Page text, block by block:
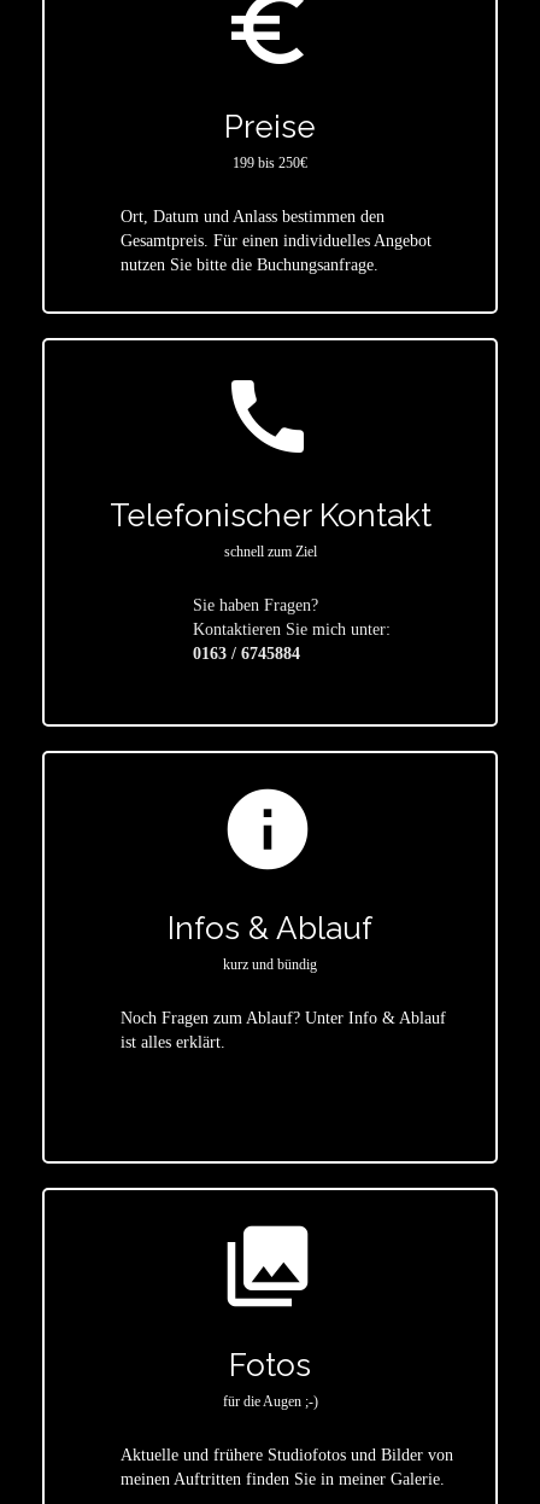
euro_symbol
Preise
199 bis 250€
Ort, Datum und Anlass bestimmen den
Gesamtpreis. Für einen individuelles Angebot
nutzen Sie bitte die Buchungsanfrage.
call
Telefonischer Kontakt
schnell zum Ziel
Sie haben Fragen?
Kontaktieren Sie mich unter:
0163 / 6745884
info
Infos & Ablauf
kurz und bündig
Noch Fragen zum Ablauf? Unter Info & Ablauf
ist alles erklärt.
photo_library
Fotos
für die Augen ;-)
Aktuelle und frühere Studiofotos und Bilder von
meinen Auftritten finden Sie in meiner Galerie.